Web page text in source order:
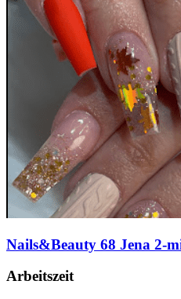
Nails&Beauty 68 Jena 2-
Arbeitszeit